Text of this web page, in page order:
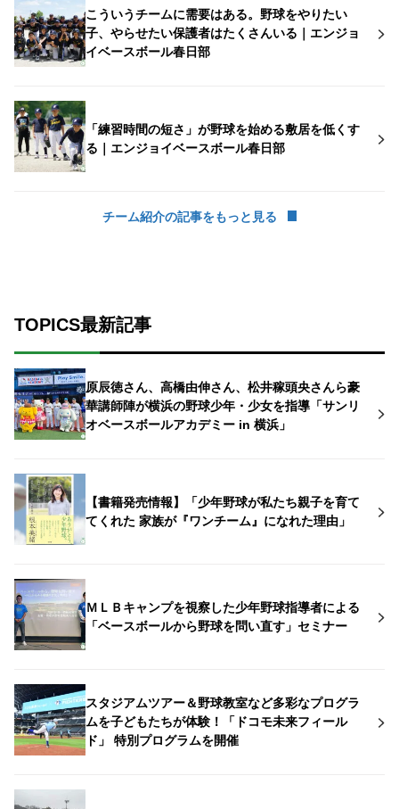
こういうチームに需要はある。野球をやりたい
子、やらせたい保護者はたくさんいる｜エンジョ
イベースボール春日部
「練習時間の短さ」が野球を始める敷居を低くす
る｜エンジョイベースボール春日部
チーム紹介の記事をもっと見る
TOPICS最新記事
原辰徳さん、高橋由伸さん、松井稼頭央さんら豪
華講師陣が横浜の野球少年・少女を指導「サンリ
オベースボールアカデミー in 横浜」
【書籍発売情報】「少年野球が私たち親子を育て
てくれた 家族が『ワンチーム』になれた理由」
ＭＬＢキャンプを視察した少年野球指導者による
「ベースボールから野球を問い直す」セミナー
スタジアムツアー＆野球教室など多彩なプログラ
ムを子どもたちが体験！「ドコモ未来フィール
ド」 特別プログラムを開催